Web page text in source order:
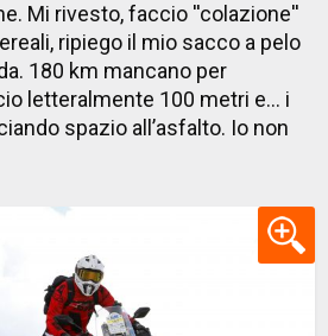
Mi rivesto, faccio ''colazione''
ripiego il mio sacco a pelo
180 km mancano per
letteralmente 100 metri e... i
spazio all’asfalto. Io non